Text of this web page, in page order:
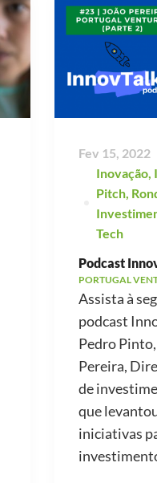
Fev 15, 2022
Inovação
Pitch
Tech
Podcast
PORTUGAL
Assista à
podcast
Pedro
Pereira,
de
que
iniciativas